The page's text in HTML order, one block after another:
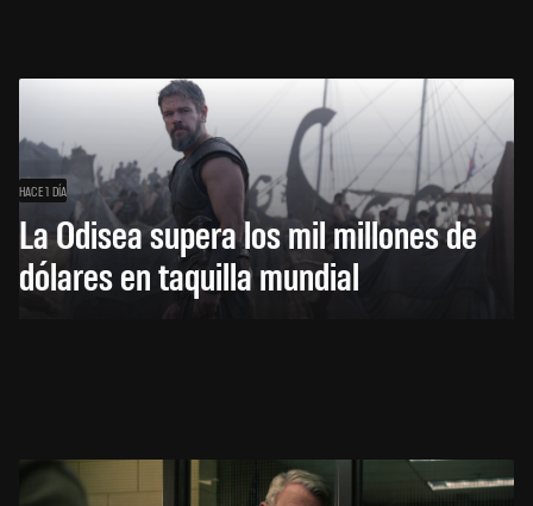
HACE 1 DÍA
La Odisea supera los mil millones de
dólares en taquilla mundial